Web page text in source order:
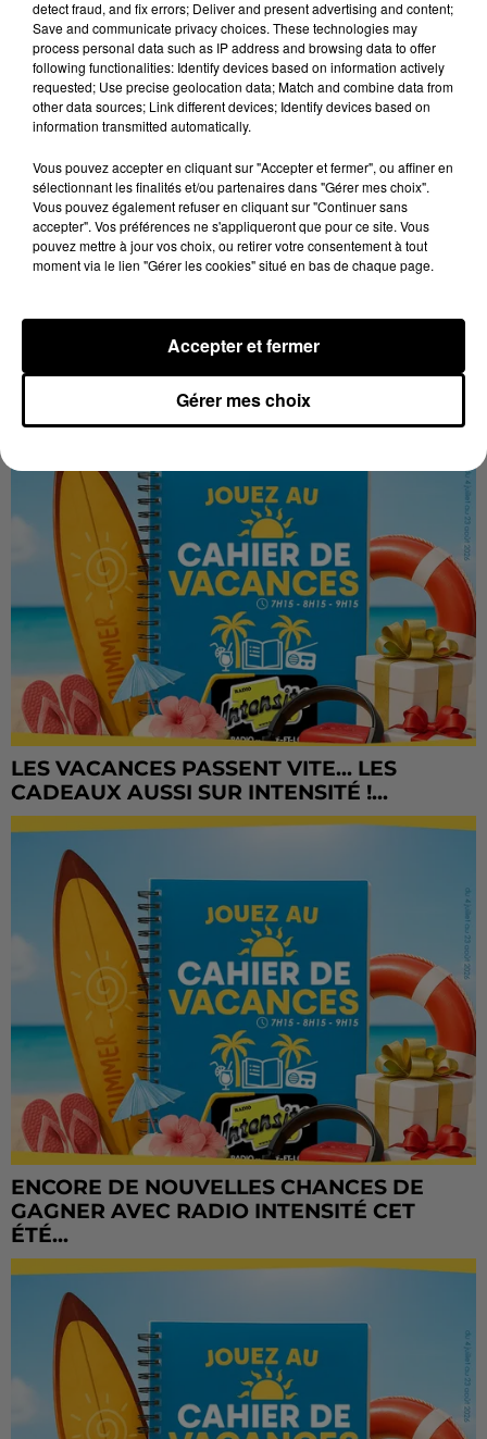
Stars'Terre 2026 : Philippe Palmieri dévoile
les ambitions d'un...
À quelques semaines de la première édition de
Stars'Terre, organisée du 18 au 20 septembre 2026 au
LES VACANCES PASSENT VITE... LES
CADEAUX AUSSI SUR INTENSITÉ !...
ENCORE DE NOUVELLES CHANCES DE
GAGNER AVEC RADIO INTENSITÉ CET
ÉTÉ...
detect fraud, and fix errors; Deliver and present advertising and content;
Save and communicate privacy choices. These technologies may
process personal data such as IP address and browsing data to offer
following functionalities: Identify devices based on information actively
requested; Use precise geolocation data; Match and combine data from
other data sources; Link different devices; Identify devices based on
information transmitted automatically.
Vous pouvez accepter en cliquant sur "Accepter et fermer", ou affiner en
sélectionnant les finalités et/ou partenaires dans "Gérer mes choix".
Vous pouvez également refuser en cliquant sur "Continuer sans
accepter". Vos préférences ne s'appliqueront que pour ce site. Vous
pouvez mettre à jour vos choix, ou retirer votre consentement à tout
moment via le lien "Gérer les cookies" situé en bas de chaque page.
Gérer mes choix
Accepter et fermer